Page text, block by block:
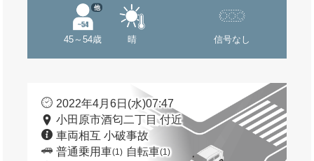
45～54歳
他
晴 信号なし
2022年4月6日(水)07:47
小田原市酒匂二丁目 付近
車両相互 小破事故
普通乗用車(1) 自転車(1)